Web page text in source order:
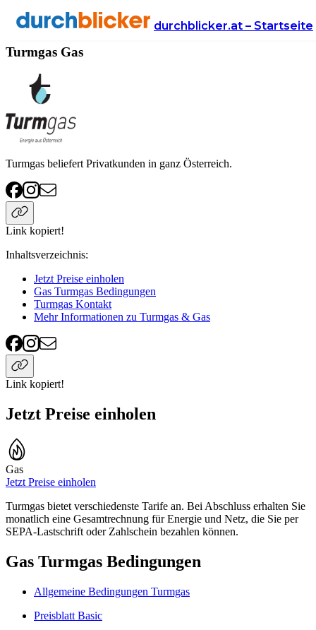
durchblicker.at – Startseite
Anbieter Energie gas Turmgas
Turmgas Gas
Turmgas beliefert Privatkunden in ganz Österreich.
Link kopiert!
Inhaltsverzeichnis:
Jetzt Preise einholen
Gas Turmgas Bedingungen
Turmgas Kontakt
Mehr Informationen zu Turmgas & Gas
Link kopiert!
Jetzt Preise einholen
Gas
Jetzt Preise einholen
Turmgas bietet verschiedenste Tarife an. Bei Abschluss erhalten Sie
monatlich eine Gesamtrechnung für Energie und Netz, die Sie per
SEPA-Lastschrift oder Zahlschein bezahlen können.
Gas Turmgas Bedingungen
Allgemeine Bedingungen Turmgas
Preisblatt Basic